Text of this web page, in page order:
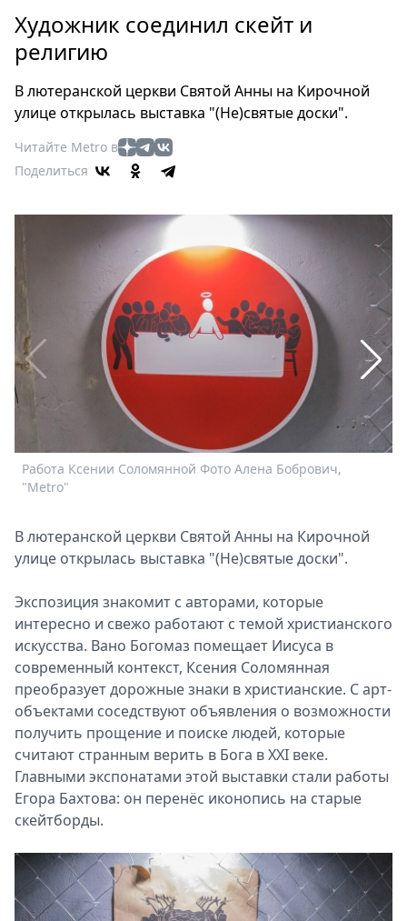
Россия
Мир
Еда
Мода
Театр
Афиша
Книги
Выставки
Пресс-
релизы
Metro
Стримы
Спецпроекты
Звезды
Выборы
Metro
Художник соединил скейт и
религию
В лютеранской церкви Святой Анны на Кирочной
улице открылась выставка "(Не)святые доски".
Читайте Metro в
Поделиться
Работа Ксении Соломянной Фото Алена Бобрович,
"Metro"
В лютеранской церкви Святой Анны на Кирочной
улице открылась выставка "(Не)святые доски".
Экспозиция знакомит с авторами, которые
интересно и свежо работают с темой христианского
искусства. Вано Богомаз помещает Иисуса в
современный контекст, Ксения Соломянная
преобразует дорожные знаки в христианские. С арт-
объектами соседствуют объявления о возможности
получить прощение и поиске людей, которые
считают странным верить в Бога в XXI веке.
Главными экспонатами этой выставки стали работы
Егора Бахтова: он перенёс иконопись на старые
скейтборды.